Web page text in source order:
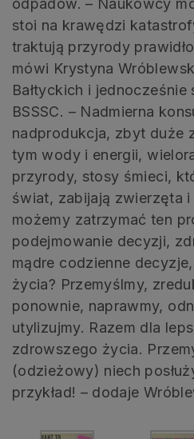
stoi na krawędzi
traktują przyrody
mówi Krystyna
Bałtyckich i jednocześnie
BSSSC. – Nadmierna
nadprodukcja, zbyt duże
tym wody i energii,
przyrody, stosy śmieci,
świat, zabijają zwierzęta
możemy zatrzymać ten
podejmowanie decyzji,
mądre codzienne
życia? Przemyślmy,
ponownie, naprawmy,
utylizujmy. Razem dla
zdrowszego życia.
(odzieżowy) niech
przykład! – dodaje